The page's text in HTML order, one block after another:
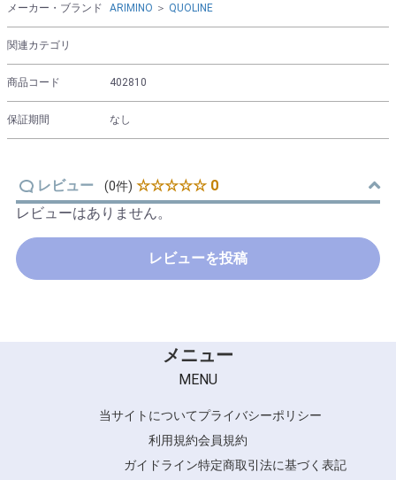
メーカー・ブランド ARIMINO ＞ QUOLINE
関連カテゴリ
商品コード 402810
保証期間 なし
レビュー (0件) ☆☆☆☆☆ 0
レビューはありません。
レビューを投稿
メニュー
MENU
当サイトについてプライバシーポリシー
利用規約会員規約
ガイドライン特定商取引法に基づく表記